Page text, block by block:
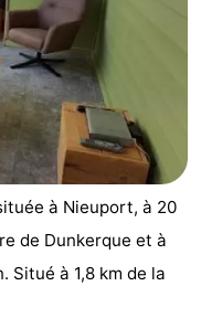
à Nieuport, à 20
de Dunkerque et à
Situé à 1,8 km de la